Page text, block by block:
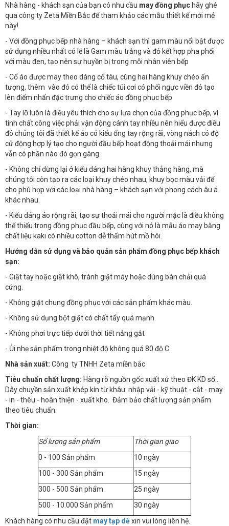
Nhà hàng - khách sạn của bạn có nhu cầu may đồng phục hãy ghé
qua công ty Zeta Miền Bắc để tham khảo các mẫu thiết kế mới mẻ
này!
- Với đồng phục bếp nhà hàng – khách sạn thì gam màu nổi bật được
sử dụng nhiều nhất có lẽ là Gam màu trắng và đỏ kết hợp pha phối
với màu đen, tạo nên sự huyền bị trong mỗi nhân viên bếp
- Cổ áo được may theo dáng cổ tàu, cùng hai hàng khuy chéo ấn
tượng, thêm vào đó có thể là chiếc túi cơi có phối ngực viền đỏ tạo
lên điểm nhấn đặc trưng cho chiếc áo đồng phục bếp
- Tay lỡ luôn là điều yêu thích cho sự lựa chọn của đồng phục bếp, vì
tính chất công việc phải vận động cánh tay nhiều nên hiểu được điều
đó chúng tôi đã thiết kế áo có kiểu ống tay rộng rãi, vòng nách có độ
cử động hợp lý tạo cho người đầu bếp hoạt động thoải mái nhưng
vẫn có phần nào đó gọn gàng.
- Không chỉ dừng lại ở kiểu dáng hai hàng khuy thẳng hàng, mà
chúng tôi còn tạo ra các loại khuy chéo nhau, khuy bọc màu vải để
cho phù hợp với các loại nhà hàng – khách sạn với phong cách âu á
khác nhau.
- Kiểu dáng áo rộng rãi, tạo sự thoải mái cho người mặc là điều không
thể thiếu trong đồng phục đầu bếp, cùng với nó là mẫu áo may bằng
chất liệu kaki có nhiều cotton dễ thấm hút mồ hôi.
Hướng dẫn sử dụng và bảo quản sản phẩm đồng phục bếp khách
sạn:
- Giặt tay hoặc giặt khô, tránh giặt máy hoặc dùng bàn chải quá
cứng.
- Không giặt chung đồng phục với các sản phẩm khác màu.
- Không sử dụng bột giặt có chất tẩy quá mạnh.
- Không phơi trực tiếp dưới thời tiết nắng gắt
- Ủi nhẹ sản phẩm trong nhiệt độ không quá 80 độ C
Nhà sản xuất: Công ty TNHH Zeta miền bắc
Tiêu chuẩn chất lượng: Hàng rõ nguồn gốc xuất xứ theo ĐK KD số…
Dây chuyền sản xuất khép kín từ khâu nhập vải - kỹ thuật - cắt - may
- in - thêu - hoàn thiện - xuất kho. Đảm bảo chất lượng sản phẩm
theo tiêu chuẩn.
Thời gian:
Số lượng sản phẩm
Thời gian giao
0 - 100 Sản phẩm
10 ngày
100 - 300 Sản phẩm
15 ngày
300 - 500 Sản phẩm
25 ngày
500 - 10.000 Sản phẩm
30 ngày
Khách hàng có nhu cầu đặt may tạp dềxin vui lòng liên hệ.